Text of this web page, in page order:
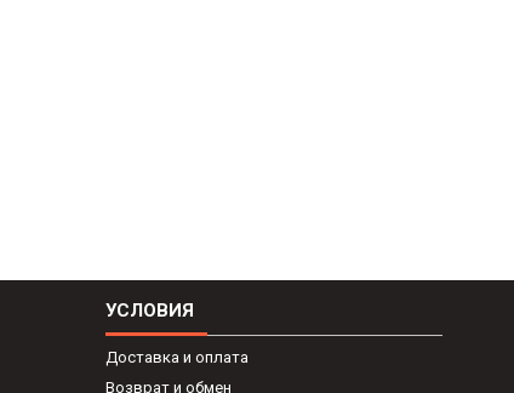
УСЛОВИЯ
Доставка и оплата
Возврат и обмен